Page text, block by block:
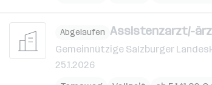
Abgelaufen Assistenzarzt/-
Gemeinnützige Salzburger
25.1.2026